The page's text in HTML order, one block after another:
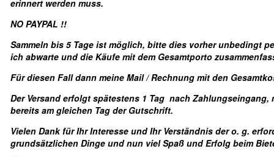
erinnert werden muss.
NO PAYPAL !!
Sammeln bis 5 Tage ist möglich, bitte dies vorher unbedingt
ich abwarte und die Käufe mit dem Gesamtporto
Für diesen Fall dann meine Mail / Rechnung mit den
Der Versand erfolgt spätestens 1 Tag nach Zahlungseingang,
bereits am gleichen Tag der Gutschrift.
Vielen Dank für Ihr Interesse und Ihr Verständnis der o. g.
grundsätzlichen Dinge und nun viel Spaß und Erfolg beim